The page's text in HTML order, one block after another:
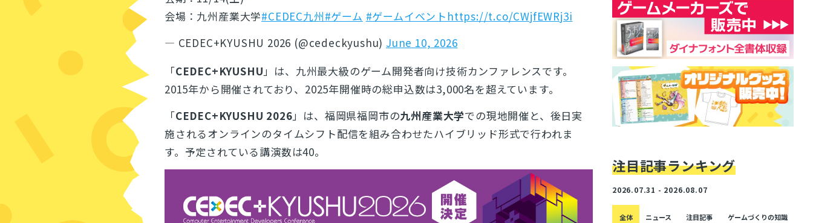
会場：九州産業大学#CEDEC九州#ゲーム #ゲームイベント https://t.co/CWjfEWRj3i
— CEDEC+KYUSHU 2026 (@cedeckyushu) June 10, 2026
「CEDEC+KYUSHU」は、九州最大級のゲーム開発者向け技術カンファレンスです。
2015年から開催されており、2025年開催時の総申込数は3,000名を超えています。
「CEDEC+KYUSHU 2026」は、福岡県福岡市の九州産業大学での現地開催と、後日実
施されるオンラインのタイムシフト配信を組み合わせたハイブリッド形式で行われま
す。予定されている講演数は40。
注目記事ランキング
2026.07.31 - 2026.08.07
全体 ニュース 注目記事 ゲームづくりの知識